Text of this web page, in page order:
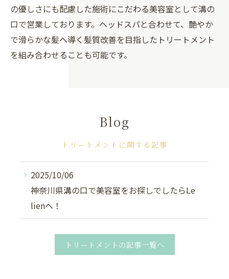
の優しさにも配慮した施術にこだわる美容室として溝の
口で営業しております。ヘッドスパと合わせて、艶やか
で滑らかな髪へ導く髪質改善を目指したトリートメント
を組み合わせることも可能です。
Blog
トリートメントに関する記事
2025/10/06
神奈川県溝の口で美容室をお探しでしたらLe
lienへ！
トリートメントの記事一覧へ